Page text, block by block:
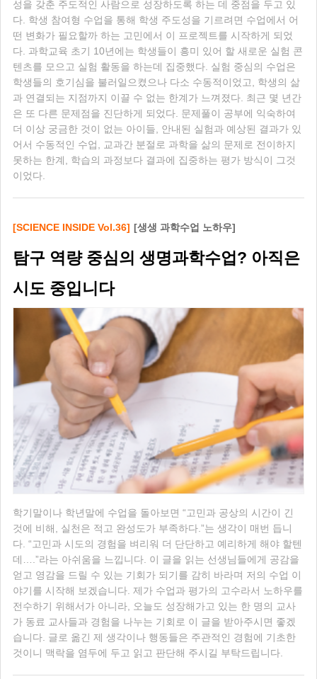
성을 갖춘 주도적인 사람으로 성장하도록 하는 데 중점을 두고 있
다. 학생 참여형 수업을 통해 학생 주도성을 기르려면 수업에서 어
떤 변화가 필요할까 하는 고민에서 이 프로젝트를 시작하게 되었
다. 과학교육 초기 10년에는 학생들이 흥미 있어 할 새로운 실험 콘
텐츠를 모으고 실험 활동을 하는데 집중했다. 실험 중심의 수업은
학생들의 호기심을 불러일으켰으나 다소 수동적이었고, 학생의 삶
과 연결되는 지점까지 이끌 수 없는 한계가 느껴졌다. 최근 몇 년간
은 또 다른 문제점을 진단하게 되었다. 문제풀이 공부에 익숙하여
더 이상 궁금한 것이 없는 아이들, 안내된 실험과 예상된 결과가 있
어서 수동적인 수업, 교과간 분절로 과학을 삶의 문제로 전이하지
못하는 한계, 학습의 과정보다 결과에 집중하는 평가 방식이 그것
이었다.
[SCIENCE INSIDE Vol.36] [생생 과학수업 노하우]
탐구 역량 중심의 생명과학수업? 아직은
시도 중입니다
학기말이나 학년말에 수업을 돌아보면 “고민과 공상의 시간이 긴
것에 비해, 실천은 적고 완성도가 부족하다.”는 생각이 매번 듭니
다. “고민과 시도의 경험을 벼리워 더 단단하고 예리하게 해야 할텐
데….”라는 아쉬움을 느낍니다. 이 글을 읽는 선생님들에게 공감을
얻고 영감을 드릴 수 있는 기회가 되기를 감히 바라며 저의 수업 이
야기를 시작해 보겠습니다. 제가 수업과 평가의 고수라서 노하우를
전수하기 위해서가 아니라, 오늘도 성장해가고 있는 한 명의 교사
가 동료 교사들과 경험을 나누는 기회로 이 글을 받아주시면 좋겠
습니다. 글로 옮긴 제 생각이나 행동들은 주관적인 경험에 기초한
것이니 맥락을 염두에 두고 읽고 판단해 주시길 부탁드립니다.